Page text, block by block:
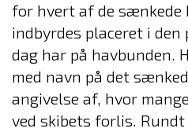
for hvert af de sænkede
indbyrdes placeret i den
dag har på havbunden.
med navn på det
angivelse af, hvor
ved skibets forlis.